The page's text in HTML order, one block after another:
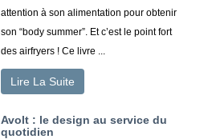
attention à son alimentation pour obtenir
son “body summer”. Et c’est le point fort
des airfryers ! Ce livre ...
Lire La Suite
Avolt : le design au service du
quotidien